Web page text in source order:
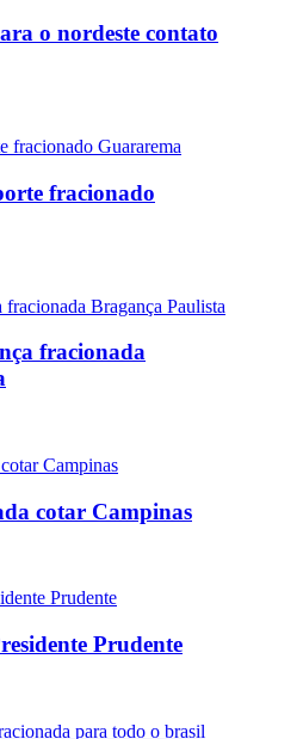
o nordeste contato
fracionado
fracionada
cotar Campinas
Prudente